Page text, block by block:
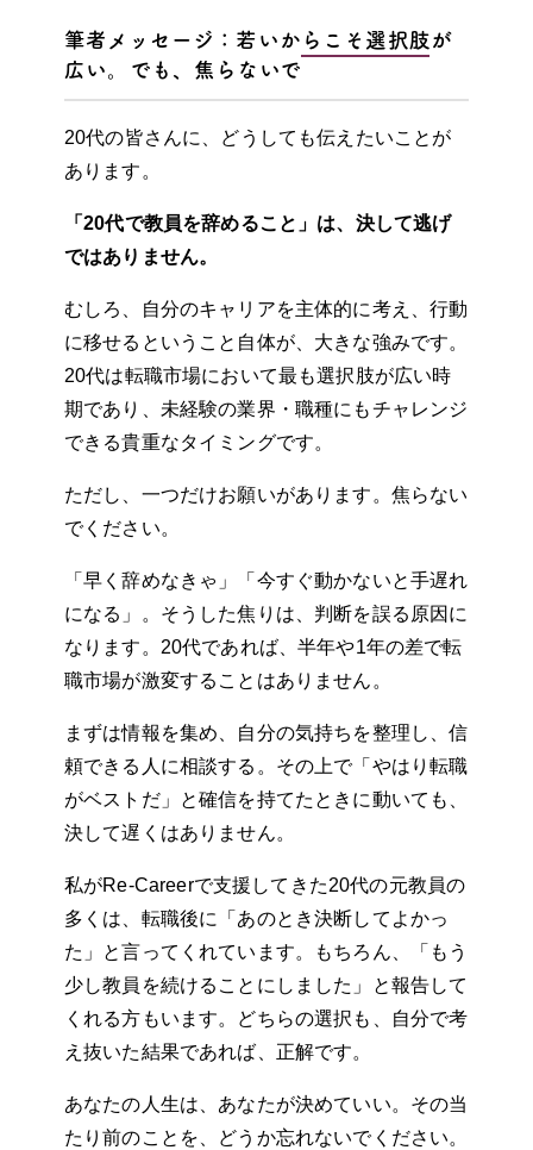
筆者メッセージ：若いからこそ選択肢が
広い。でも、焦らないで
20代の皆さんに、どうしても伝えたいことが
あります。
「20代で教員を辞めること」は、決して逃げ
ではありません。
むしろ、自分のキャリアを主体的に考え、行動
に移せるということ自体が、大きな強みです。
20代は転職市場において最も選択肢が広い時
期であり、未経験の業界・職種にもチャレンジ
できる貴重なタイミングです。
ただし、一つだけお願いがあります。焦らない
でください。
「早く辞めなきゃ」「今すぐ動かないと手遅れ
になる」。そうした焦りは、判断を誤る原因に
なります。20代であれば、半年や1年の差で転
職市場が激変することはありません。
まずは情報を集め、自分の気持ちを整理し、信
頼できる人に相談する。その上で「やはり転職
がベストだ」と確信を持てたときに動いても、
決して遅くはありません。
私がRe-Careerで支援してきた20代の元教員の
多くは、転職後に「あのとき決断してよかっ
た」と言ってくれています。もちろん、「もう
少し教員を続けることにしました」と報告して
くれる方もいます。どちらの選択も、自分で考
え抜いた結果であれば、正解です。
あなたの人生は、あなたが決めていい。その当
たり前のことを、どうか忘れないでください。